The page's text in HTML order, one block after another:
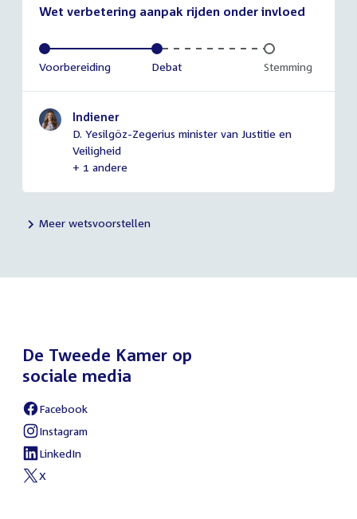
Wet verbetering aanpak rijden onder invloed
Voltooid:
Voorbereiding Voltooid:
Debat Onvoltooid:
Stemming
Indiener
D. Yesilgöz-Zegerius minister van Justitie en
Veiligheid
+ 1 andere
Meer wetsvoorstellen
De Tweede Kamer op
sociale media
External
link:
Facebook
External
link:
Instagram
External
link:
LinkedIn
External
X